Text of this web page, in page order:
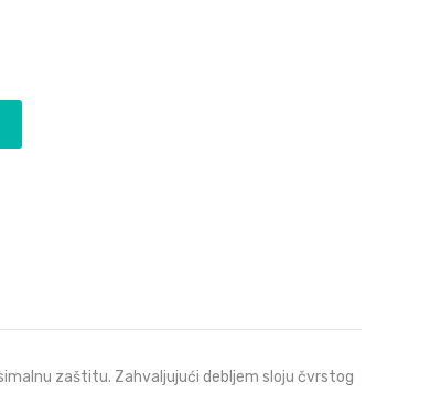
zaštitu. Zahvaljujući debljem sloju čvrstog